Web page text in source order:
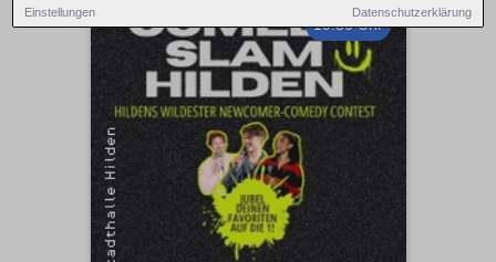
Einstellungen Datenschutzerklärung
19:30 Uhr